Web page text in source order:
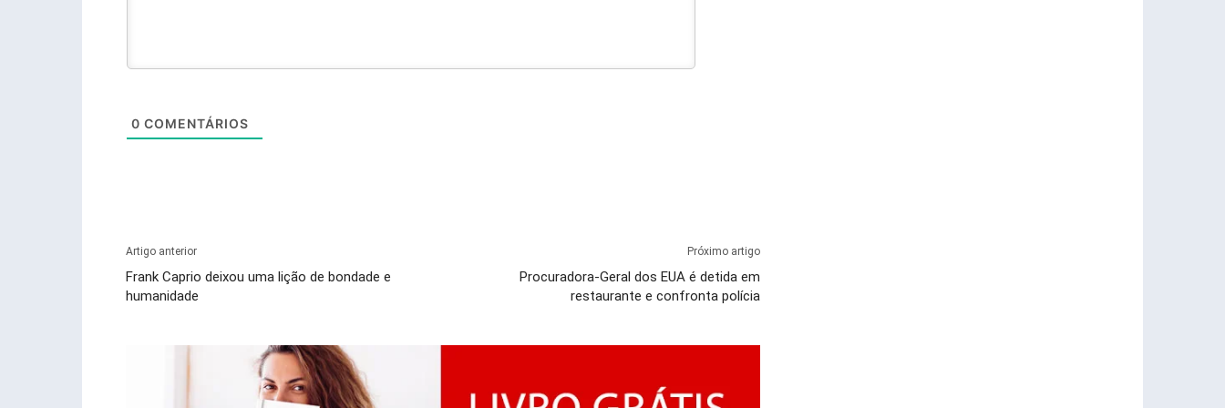
0 COMENTÁRIOS
Artigo anterior
Frank Caprio deixou uma lição de bondade e
humanidade
Próximo artigo
Procuradora-Geral dos EUA é detida em
restaurante e confronta polícia